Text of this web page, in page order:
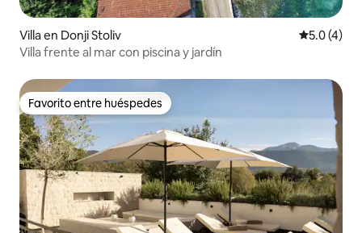
Villa en Donji Stoliv
5.0 (4)
Villa frente al mar con piscina y jardín
Favorito entre huéspedes
Favorito entre huéspedes